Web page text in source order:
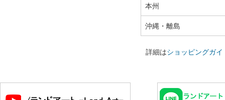
本州
沖縄・離島
詳細はショッピングガイ